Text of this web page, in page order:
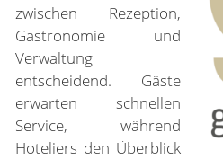
zwischen Rezeption,
Gastronomie und
Verwaltung
entscheidend. Gäste
erwarten schnellen
Service, während
Hoteliers den Überblick